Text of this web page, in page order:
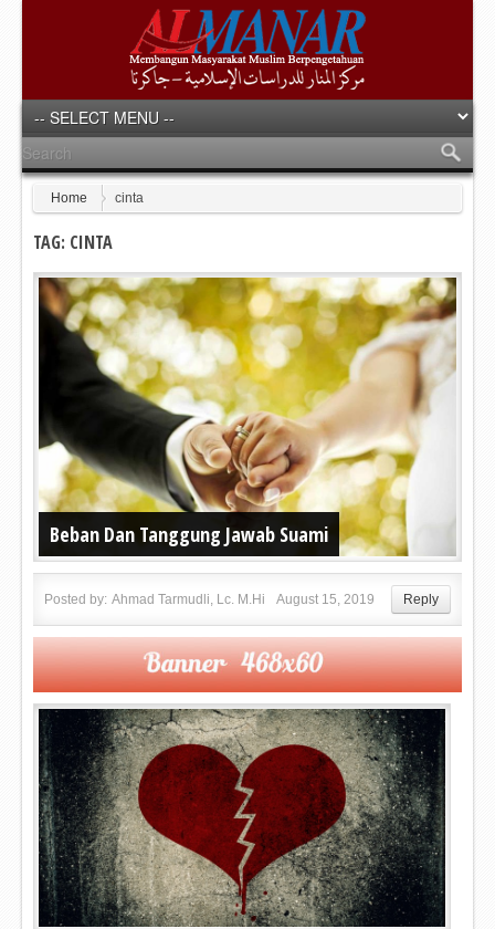
Home cinta
TAG: CINTA
Beban Dan Tanggung Jawab Suami
Posted by: Ahmad Tarmudli, Lc. M.Hi August 15, 2019 Reply